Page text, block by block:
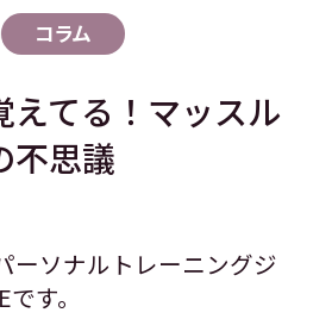
コラム
えてる！マッスル
不思議
ーソナルトレーニングジ
す。